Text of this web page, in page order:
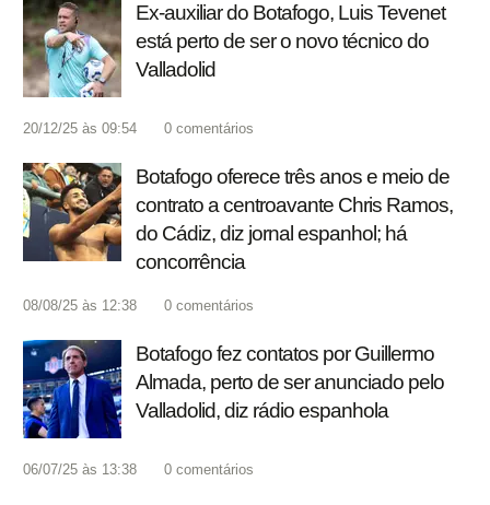
Ex-auxiliar do Botafogo, Luis Tevenet
está perto de ser o novo técnico do
Valladolid
20/12/25 às 09:54 0 comentários
Botafogo oferece três anos e meio de
contrato a centroavante Chris Ramos,
do Cádiz, diz jornal espanhol; há
concorrência
08/08/25 às 12:38 0 comentários
Botafogo fez contatos por Guillermo
Almada, perto de ser anunciado pelo
Valladolid, diz rádio espanhola
06/07/25 às 13:38 0 comentários